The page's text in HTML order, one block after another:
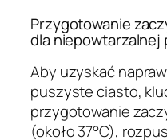
Przygotowanie
dla
Aby uzyskać
puszyste ciasto,
przygotowanie
(około 37°C),